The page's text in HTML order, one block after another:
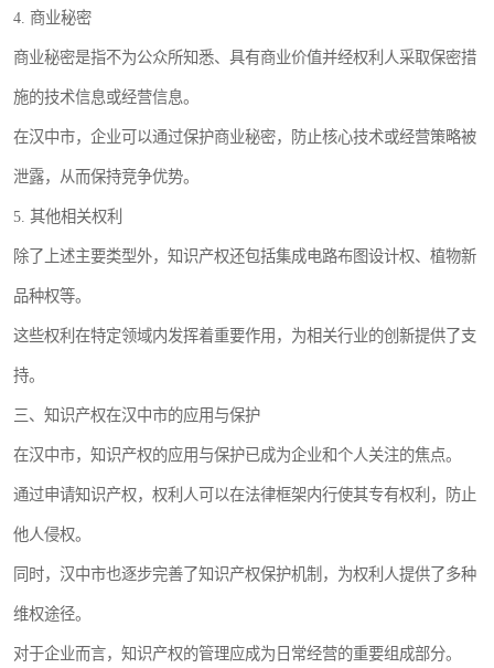
4. 商业秘密
商业秘密是指不为公众所知悉、具有商业价值并经权利人采取保密措
施的技术信息或经营信息。
在汉中市，企业可以通过保护商业秘密，防止核心技术或经营策略被
泄露，从而保持竞争优势。
5. 其他相关权利
除了上述主要类型外，知识产权还包括集成电路布图设计权、植物新
品种权等。
这些权利在特定领域内发挥着重要作用，为相关行业的创新提供了支
持。
三、知识产权在汉中市的应用与保护
在汉中市，知识产权的应用与保护已成为企业和个人关注的焦点。
通过申请知识产权，权利人可以在法律框架内行使其专有权利，防止
他人侵权。
同时，汉中市也逐步完善了知识产权保护机制，为权利人提供了多种
维权途径。
对于企业而言，知识产权的管理应成为日常经营的重要组成部分。